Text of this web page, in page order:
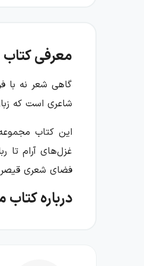
معرفی
گاهی شعر نه با
شاعری است که
این کتاب
غزل‌های آرام تا
فضای شعری قیصر
درباره